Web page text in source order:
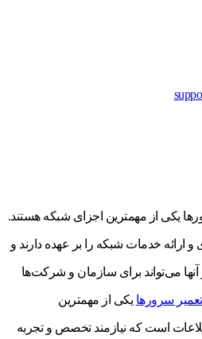
یکی از مهمترین اجزای شبکه هستند.
و ارائه خدمات شبکه را بر عهده دارند و
آنها می‌تواند برای سازمان و شرکت‌ها
تعمیر سرورها یکی از مهمترین
است که نیازمند تخصص و تجربه